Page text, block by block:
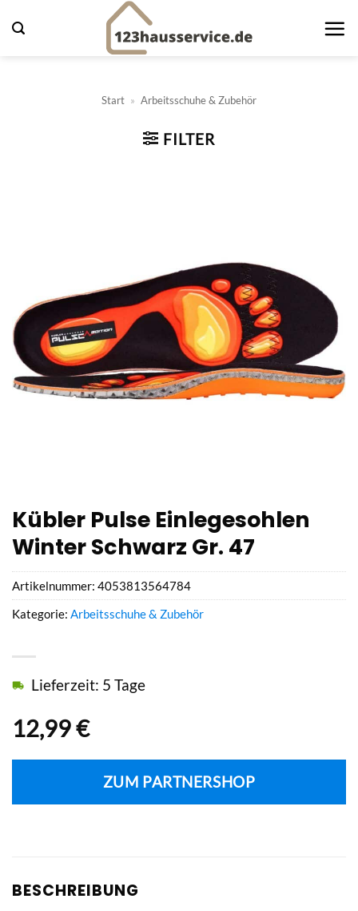
Inhalt
Start » Arbeitsschuhe & Zubehör
FILTER
Kübler Pulse Einlegesohlen
Winter Schwarz Gr. 47
12,99€
Lieferzeit: 5 Tage
ZUM PARTNERSHOP
Artikelnummer: 4053813564784
Kategorie: Arbeitsschuhe & Zubehör
BESCHREIBUNG